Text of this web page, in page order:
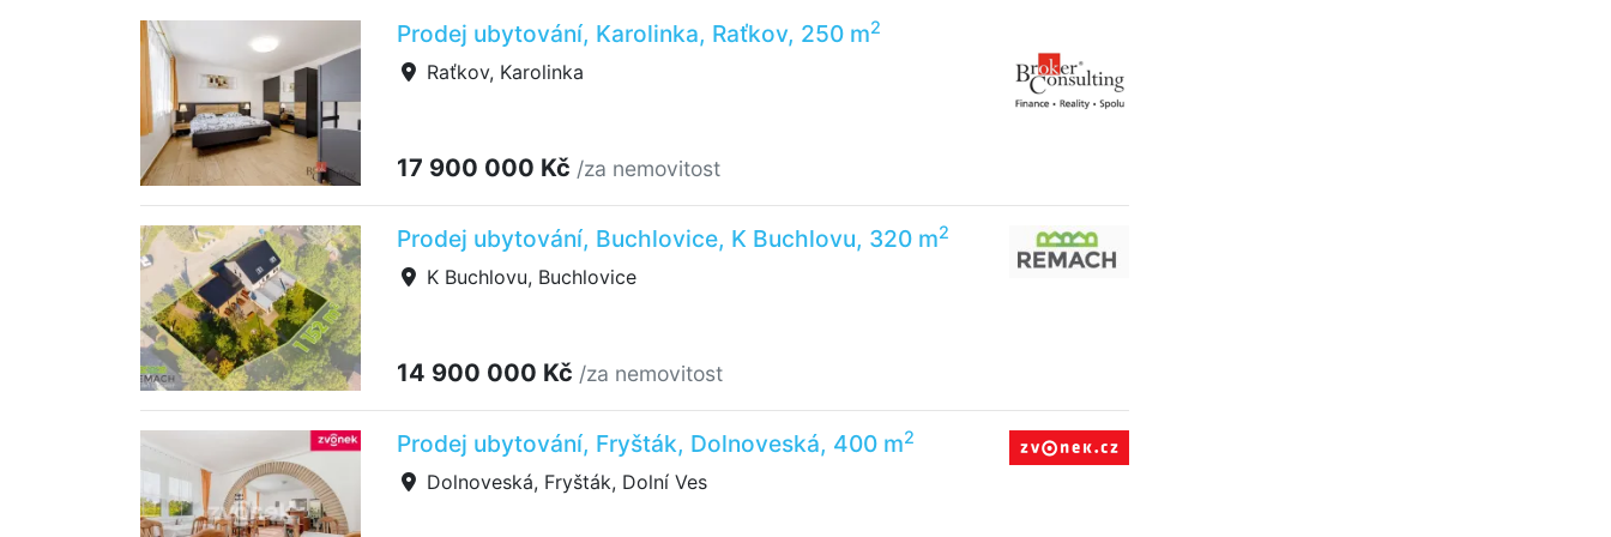
Prodej ubytování, Karolinka, Raťkov, 250 m2
Raťkov, Karolinka
17 900 000 Kč /za nemovitost
Prodej ubytování, Buchlovice, K Buchlovu, 320 m2
K Buchlovu, Buchlovice
14 900 000 Kč /za nemovitost
Prodej ubytování, Fryšták, Dolnoveská, 400 m2
Dolnoveská, Fryšták, Dolní Ves